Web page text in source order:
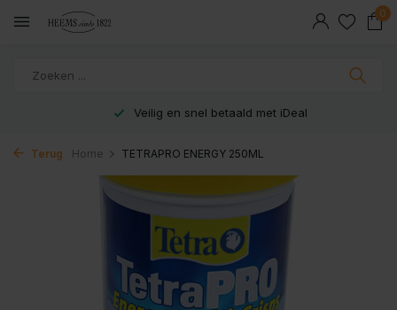
0
Veilig en snel betaald met iDeal
Terug Home TETRAPRO ENERGY 250ML